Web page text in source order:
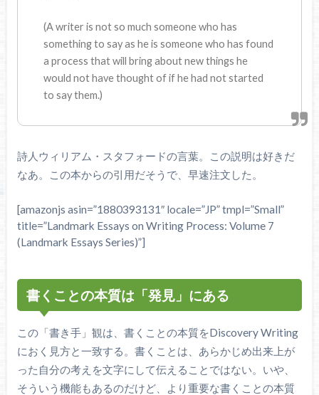
(A writer is not so much someone who has
something to say as he is someone who has found
a process that will bring about new things he
would not have thought of if he had not started
to say them.)
詩人ウィリアム・スタフォードの言葉。この説明は好きだ
なあ。この本からの引用だそうで、早速注文した。
[amazonjs asin=”1880393131″ locale=”JP” tmpl=”Small”
title=”Landmark Essays on Writing Process: Volume 7
(Landmark Essays Series)”]
書くことの本質は「発見」にある
この「書き手」観は、書くことの本質をDiscovery Writing
におく見方と一致する。書くことは、あらかじめ出来上が
った自分の考えを文字にして伝えることではない。いや、
そういう機能もあるのだけど、より重要な書くことの本質